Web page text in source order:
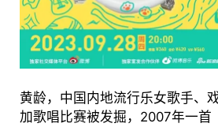
黄龄，中国内地流行乐女歌手、
加歌唱比赛被发掘，2007年一首